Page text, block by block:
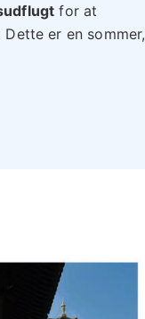
for at
er en sommer,